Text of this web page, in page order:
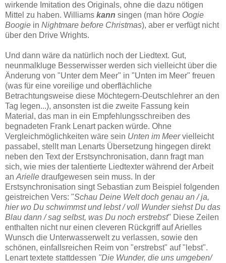
wirkende Imitation des Originals, ohne die dazu nötigen
Mittel zu haben. Williams kann singen (man höre Oogie
Boogie in Nightmare before Christmas), aber er verfügt nicht
über den Drive Wrights.
Und dann wäre da natürlich noch der Liedtext. Gut,
neunmalkluge Besserwisser werden sich vielleicht über die
Änderung von "Unter dem Meer" in "Unten im Meer" freuen
(was für eine voreilige und oberflächliche
Betrachtungsweise diese Möchtegern-Deutschlehrer an den
Tag legen...), ansonsten ist die zweite Fassung kein
Material, das man in ein Empfehlungsschreiben des
begnadeten Frank Lenart packen würde. Ohne
Vergleichmöglichkeiten wäre sein Unten im Meervielleicht
passabel, stellt man Lenarts Übersetzung hingegen direkt
neben den Text der Erstsynchronisation, dann fragt man
sich, wie mies der talentierte Liedtexter während der Arbeit
an Arielle draufgewesen sein muss. In der
Erstsynchronisation singt Sebastian zum Beispiel folgenden
geistreichen Vers: "Schau Deine Welt doch genau an / ja,
hier wo Du schwimmst und lebst / voll Wunder siehst Du das
Blau dann / sag selbst, was Du noch erstrebst" Diese Zeilen
enthalten nicht nur einen cleveren Rückgriff auf Arielles
Wunsch die Unterwasserwelt zu verlassen, sowie den
schönen, einfallsreichen Reim von "erstrebst" auf "lebst".
Lenart textete stattdessen "Die Wunder, die uns umgeben/